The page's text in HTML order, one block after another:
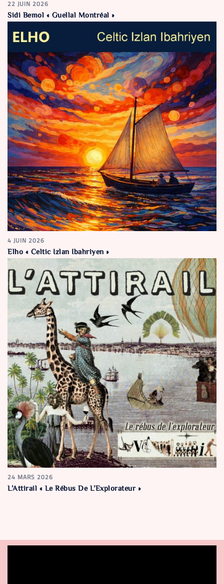
22 JUIN 2026
Sidi Bemol « Guellal Montréal »
4 JUIN 2026
Elho « Celtic Izlan Ibahriyen »
24 MARS 2026
L’Attirail « Le Rébus De L’Explorateur »